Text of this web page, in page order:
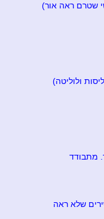
שטרם ראה אור)
ולוליטה)
מתבודד
שלא ראה